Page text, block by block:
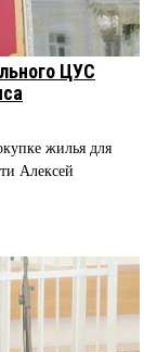
ЦУС
жилья для
Алексей